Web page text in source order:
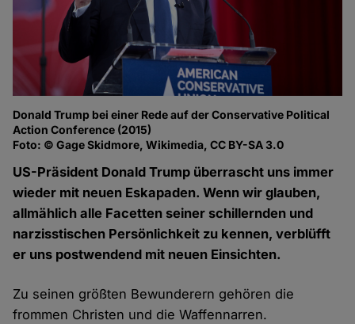
Donald Trump bei einer Rede auf der Conservative Political
Action Conference (2015)
Foto: © Gage Skidmore, Wikimedia, CC BY-SA 3.0
US-Präsident Donald Trump überrascht uns immer
wieder mit neuen Eskapaden. Wenn wir glauben,
allmählich alle Facetten seiner schillernden und
narzisstischen Persönlichkeit zu kennen, verblüfft
er uns postwendend mit neuen Einsichten.
Zu seinen größten Bewunderern gehören die
frommen Christen und die Waffennarren.